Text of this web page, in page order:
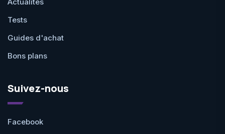
Tests
Guides d'achat
Bons plans
Suivez-nous
Facebook